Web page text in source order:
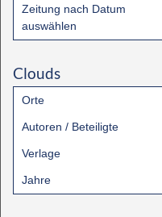
Zeitung nach Datum
auswählen
Clouds
Orte
Autoren / Beteiligte
Verlage
Jahre